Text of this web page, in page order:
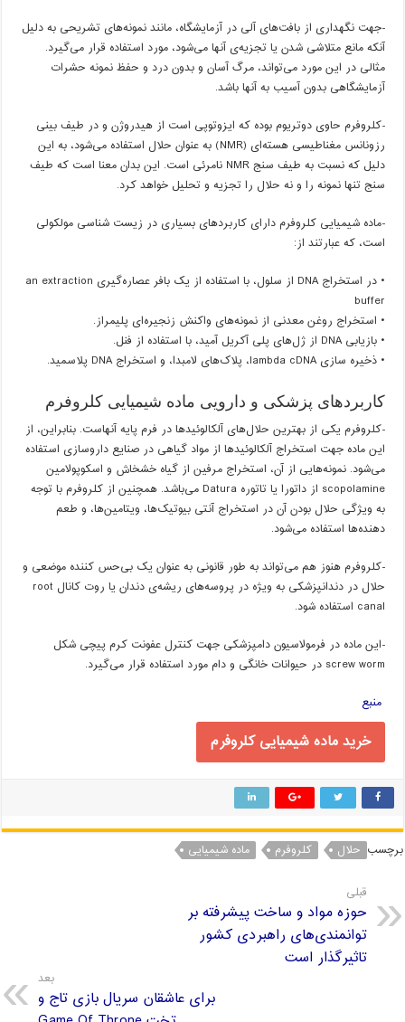
-جهت نگهداری از بافت‌های آلی در آزمایشگاه، مانند نمونه‌های تشریحی به دلیل
آنکه مانع متلاشی شدن یا تجزیه‌ی آنها می‌شود، مورد استفاده قرار می‌گیرد.
مثالی در این مورد می‌تواند، مرگ آسان و بدون درد و حفظ نمونه حشرات
آزمایشگاهی بدون آسیب به آنها باشد.
-کلروفرم حاوی دوتریوم بوده که ایزوتوپی است از هیدروژن و در طیف بینی
رزونانس مغناطیسی هسته‌ای (NMR) به عنوان حلال استفاده می‌شود، به این
دلیل که نسبت به طیف سنج NMR نامرئی است. این بدان معنا است که طیف
سنج تنها نمونه را و نه حلال را تجزیه و تحلیل خواهد کرد.
-ماده شیمیایی کلروفرم دارای کاربردهای بسیاری در زیست شناسی مولکولی
است، که عبارتند از:
• در استخراج DNA از سلول، با استفاده از یک بافر عصاره‌گیری an extraction
buffer
• استخراج روغن معدنی از نمونه‌های واکنش زنجیره‌ای پلیمراز.
• بازیابی DNA از ژل‌های پلی آکریل آمید، با استفاده از فنل.
• ذخیره‌ سازی lambda cDNA، پلاک‌های لامبدا، و استخراج DNA پلاسمید.
کاربردهای پزشکی و دارویی ماده شیمیایی کلروفرم
-کلروفرم یکی از بهترین حلال‌های آلکالوئیدها در فرم پایه آنهاست. بنابراین، از
این ماده جهت استخراج آلکالوئیدها از مواد گیاهی در صنایع داروسازی استفاده
می‌شود. نمونه‌هایی از آن، استخراج مرفین از گیاه خشخاش و اسکوپولامین
scopolamine از داتورا یا تاتوره Datura می‌باشد. همچنین از کلروفرم با توجه
به ویژگی حلال بودن آن در استخراج آنتی بیوتیک‌ها، ویتامین‌ها، و طعم
دهنده‌ها استفاده می‌شود.
-کلروفرم هنوز هم می‌تواند به طور قانونی به عنوان یک بی‌حس کننده موضعی و
حلال در دندانپزشکی به ویژه در پروسه‌های ریشه‌ی دندان یا روت کانال root
canal استفاده شود.
-این ماده در فرمولاسیون دامپزشکی جهت کنترل عفونت کرم پیچی شکل
screw worm در حیوانات خانگی و دام مورد استفاده قرار می‌گیرد.
منبع
خرید ماده شیمیایی کلروفرم
برچسب حلال کلروفرم ماده شیمیایی
قبلی
حوزه مواد و ساخت پیشرفته بر
توانمندی‌های راهبردی کشور
تاثیرگذار است
بعد
برای عاشقان سریال بازی تاج و